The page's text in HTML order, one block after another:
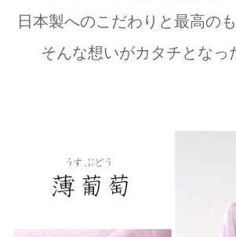
日本製へのこだわりと最高の
そんな想いがカタチとなっ